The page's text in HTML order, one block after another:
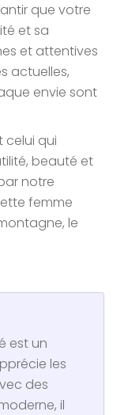
que votre
et sa
et attentives
actuelles,
envie sont
celui qui
beauté et
notre
femme
le
est un
les
des
il